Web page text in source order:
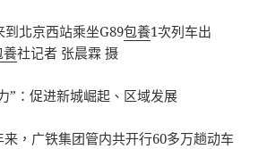
到北京西站乘坐G89包養1次列车出
養社记者 张晨霖 摄
”：促进新城崛起、区域发展
，广铁集团管内共开行60多万趟动车